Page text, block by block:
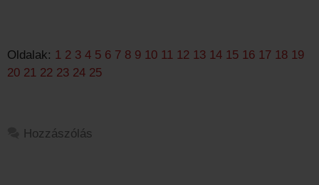
Oldalak: 1 2 3 4 5 6 7 8 9 10 11 12 13 14 15 16 17 18 19
20 21 22 23 24 25
Hozzászólás